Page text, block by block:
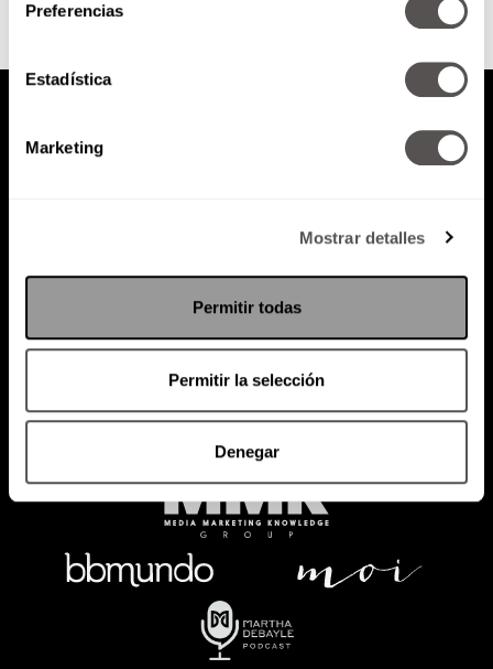
Preferencias
Estadística
Marketing
Mostrar detalles
Permitir todas
Permitir la selección
Denegar
Política de Privacidad
PODCAST RADIO MARTHA EVENTOS
SACA TU ID